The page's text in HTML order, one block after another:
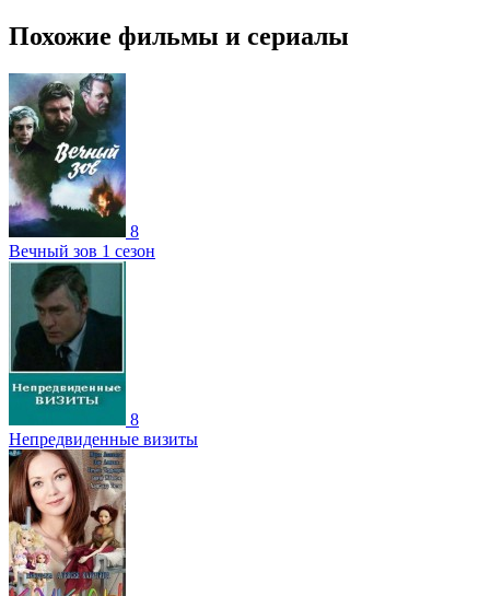
Похожие фильмы и сериалы
8
Вечный зов 1 сезон
8
Непредвиденные визиты